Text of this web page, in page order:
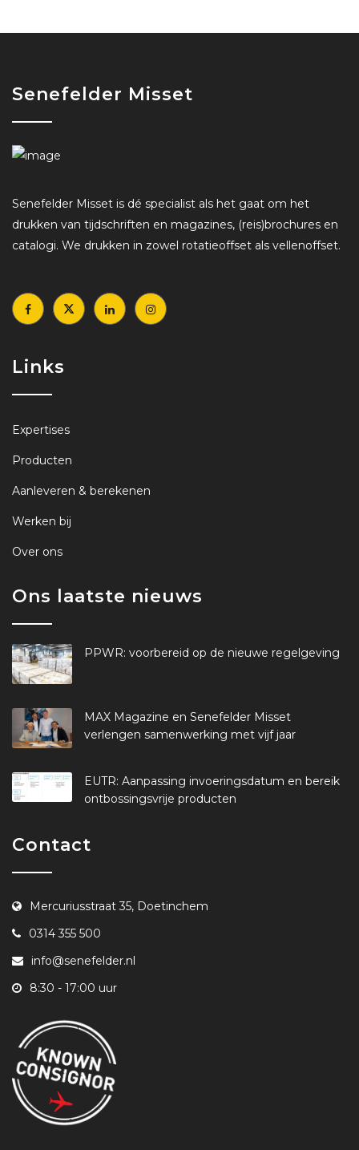
Senefelder Misset
Senefelder Misset is dé specialist als het gaat om het
drukken van tijdschriften en magazines, (reis)brochures en
catalogi. We drukken in zowel rotatieoffset als vellenoffset.
Links
Expertises
Producten
Aanleveren & berekenen
Werken bij
Over ons
Ons laatste nieuws
PPWR: voorbereid op de nieuwe regelgeving
MAX Magazine en Senefelder Misset
verlengen samenwerking met vijf jaar
EUTR: Aanpassing invoeringsdatum en bereik
ontbossingsvrije producten
Contact
Mercuriusstraat 35, Doetinchem
0314 355 500
info@senefelder.nl
8:30 - 17:00 uur